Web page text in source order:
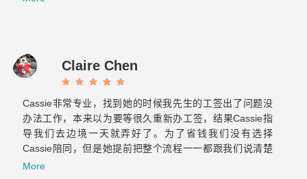
Claire Chen
Cassie非常专业，找到她的时候我先生的工签出了问题没
办法工作，本来以为要等很久重新办工签，结果Cassie指
导我们去边境一天就弄好了。为了省钱我们没有选择
Cassie陪同，但是她提前把整个流程一一都跟我们说清楚
了也标注了重点，当时我们两个才来加拿大半年的小白也很
More